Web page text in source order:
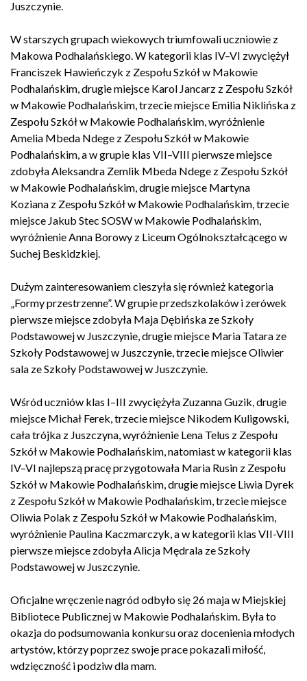
Juszczynie.
W starszych grupach wiekowych triumfowali uczniowie z
Makowa Podhalańskiego. W kategorii klas IV–VI zwyciężył
Franciszek Hawieńczyk z Zespołu Szkół w Makowie
Podhalańskim, drugie miejsce Karol Jancarz z Zespołu Szkół
w Makowie Podhalańskim , trzecie miejsce Emilia Niklińska z
Zespołu Szkół w Makowie Podhalańskim , wyróżnienie
Amelia Mbeda Ndege z Zespołu Szkół w Makowie
Podhalańskim , a w grupie klas VII–VIII pierwsze miejsce
zdobyła Aleksandra Zemlik Mbeda Ndege z Zespołu Szkół
w Makowie Podhalańskim , drugie miejsce Martyna
Koziana z Zespołu Szkół w Makowie Podhalańskim, trzecie
miejsce Jakub Stec SOSW w Makowie Podhalańskim,
wyróżnienie Anna Borowy z Liceum Ogólnokształcącego w
Suchej Beskidzkiej
Dużym zainteresowaniem cieszyła się również kategoria
„Formy przestrzenne”. W grupie przedszkolaków i zerówek
pierwsze miejsce zdobyła Maja Dębińska ze Szkoły
Podstawowej w Juszczynie, drugie miejsce Maria Tatara ze
Szkoły Podstawowej w Juszczynie , trzecie miejsce Oliwier
sala ze Szkoły Podstawowej w Juszczynie
Wśród uczniów klas I–III zwyciężyła Zuzanna Guzik, drugie
miejsce Michał Ferek, trzecie miejsce Nikodem Kuligowski,
cała trójka z Juszczyna, wyróżnienie Lena Telus z Zespołu
Szkół w Makowie Podhalańskim , natomiast w kategorii klas
IV–VI najlepszą pracę przygotowała Maria Rusin z Zespołu
Szkół w Makowie Podhalańskim, drugie miejsce Liwia Dyrek
z Zespołu Szkół w Makowie Podhalańskim , trzecie miejsce
Oliwia Polak z Zespołu Szkół w Makowie Podhalańskim
wyróżnienie Paulina Kaczmarczyk, a w kategorii klas VII-VIII
pierwsze miejsce zdobyła Alicja Mędrala ze Szkoły
Podstawowej w Juszczynie.
Oficjalne wręczenie nagród odbyło się 26 maja w Miejskiej
Bibliotece Publicznej w Makowie Podhalańskim. Była to
okazja do podsumowania konkursu oraz docenienia młodych
artystów, którzy poprzez swoje prace pokazali miłość,
wdzięczność i podziw dla mam.